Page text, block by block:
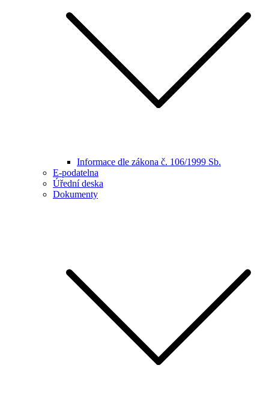
Informace dle zákona č. 106/1999 Sb.
E-podatelna
Úřední deska
Dokumenty